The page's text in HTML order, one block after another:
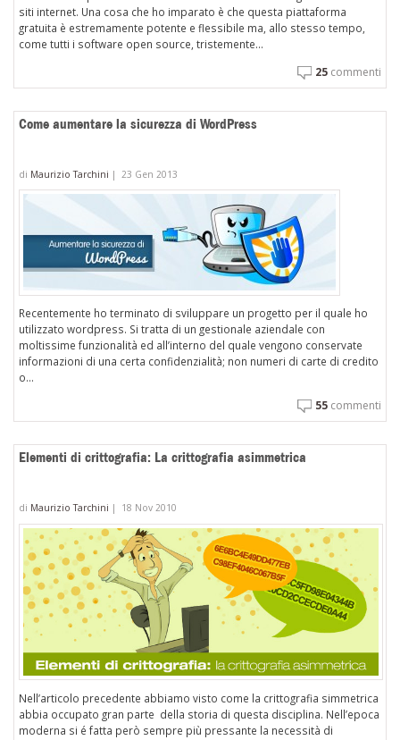
siti internet. Una cosa che ho imparato è che questa piattaforma
gratuita è estremamente potente e flessibile ma, allo stesso tempo,
come tutti i software open source, tristemente...
25 commenti
Come aumentare la sicurezza di WordPress
di Maurizio Tarchini | 23 Gen 2013
Recentemente ho terminato di sviluppare un progetto per il quale ho
utilizzato wordpress. Si tratta di un gestionale aziendale con
moltissime funzionalità ed all’interno del quale vengono conservate
informazioni di una certa confidenzialità; non numeri di carte di credito
o...
55 commenti
Elementi di crittografia: La crittografia asimmetrica
di Maurizio Tarchini | 18 Nov 2010
Nell’articolo precedente abbiamo visto come la crittografia simmetrica
abbia occupato gran parte della storia di questa disciplina. Nell’epoca
moderna si é fatta però sempre più pressante la necessità di